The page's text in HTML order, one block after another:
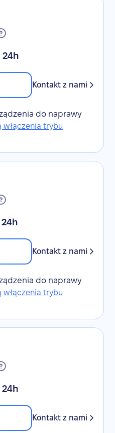
24h
Kontakt z nami
do naprawy
włączenia trybu
Kontakt z nami
do naprawy
włączenia trybu
Kontakt z nami